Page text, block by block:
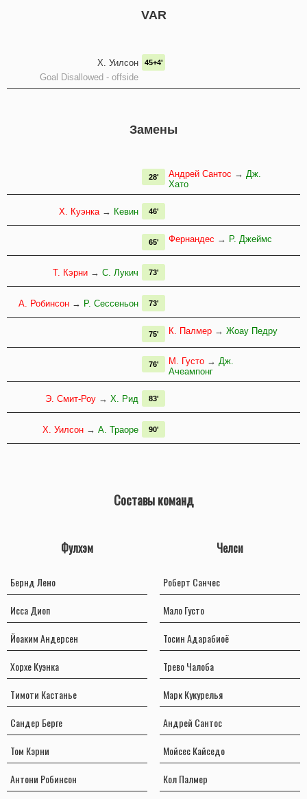
VAR
Х. Уилсон
Goal Disallowed - offside
45+4'
Замены
Андрей Сантос → Дж.
Хато
28'
Х. Куэнка→ Кевин 46'
Фернандес → Р. Джеймс
65'
Т. Кэрни → С. Лукич 73'
А. Робинсон → Р. Сессеньон 73'
К. Палмер → Жоау Педру
75'
М. Густо → Дж.
Ачеампонг
76'
Э. Смит-Роу → Х. Рид 83'
Х. Уилсон → А. Траоре 90'
Составы команд
Фулхэм
Бернд Лено
Исса Диоп
Йоаким Андерсен
Хорхе Куэнка
Тимоти Кастанье
Сандер Берге
Том Кэрни
Антони Робинсон
Челси
Роберт Санчес
Мало Густо
Тосин Адарабиоё
Трево Чалоба
Марк Кукурелья
Андрей Сантос
Мойсес Кайседо
Кол Палмер